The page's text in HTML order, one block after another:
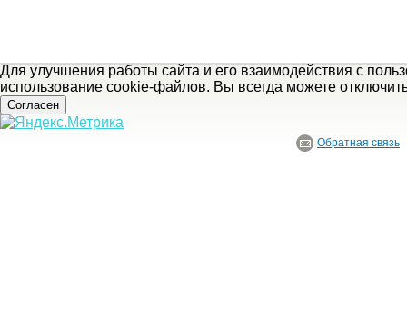
Для улучшения работы сайта и его взаимодействия с
использование cookie-файлов. Вы всегда можете
Согласен
Обратная связь